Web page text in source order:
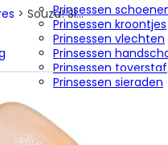
Prinsessen
Prinsessen kroontjes
Prinsessen vlechten
Prinsessen
Prinsessen toverstaf
Prinsessen sieraden
Alle accessoires
> Souza! Slippers Clarisse + accessoires